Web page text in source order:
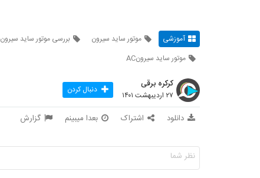
آموزشی موتور ساید سیرون بررسی موتور ساید سیرون
موتور ساید سیرونAC
کرکره برقی
۲۷ اردیبهشت ۱۴۰۱ دنبال کردن
دانلود اشتراک بعدا میبینم گزارش